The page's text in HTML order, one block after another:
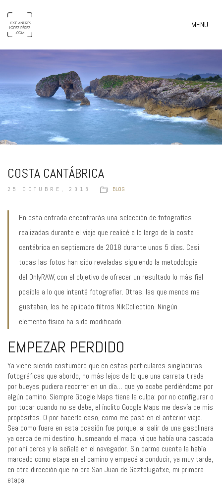
MENU
COSTA CANTÁBRICA
25 OCTUBRE, 2018 BLOG
En esta entrada encontrarás una selección de fotografías
realizadas durante el viaje que realicé a lo largo de la costa
cantábrica en septiembre de 2018 durante unos 5 días. Casi
todas las fotos han sido reveladas siguiendo la metodología
del OnlyRAW, con el objetivo de ofrecer un resultado lo más fiel
posible a lo que intenté fotografiar. Otras, las que menos me
gustaban, les he aplicado filtros NikCollection. Ningún
elemento físico ha sido modificado.
EMPEZAR PERDIDO
Ya viene siendo costumbre que en estas particulares singladuras
fotográficas que abordo, no más lejos de lo que una carreta tirada
por bueyes pudiera recorrer en un día… que yo acabe perdiéndome por
algún camino. Siempre Google Maps tiene la culpa: por no configurar o
por tocar cuando no se debe, el ínclito Google Maps me desvía de mis
propósitos. O por hacerle caso, como me pasó en el anterior viaje.
Sea como fuere en esta ocasión fue porque, al salir de una gasolinera
ya cerca de mi destino, husmeando el mapa, vi que había una cascada
por ahí cerca y la señalé en el navegador. Sin darme cuenta la había
marcado como etapa en el camino y empecé a conducir, ya muy tarde,
en otra dirección que no era San Juan de Gaztelugatxe, mi primera
etapa.